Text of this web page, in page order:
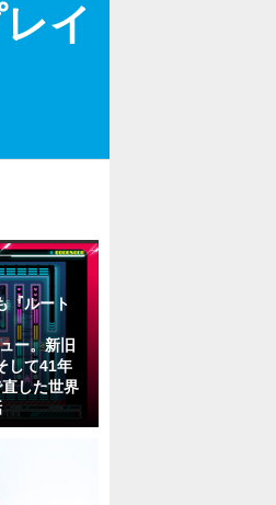
イ
『ルート
ー。新旧
して41年
した世界